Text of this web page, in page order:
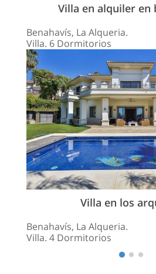
Villa en alquiler en
Benahavís, La Alqueria.
Villa. 6 Dormitorios
Villa en los
Benahavís, La Alqueria.
Villa. 4 Dormitorios